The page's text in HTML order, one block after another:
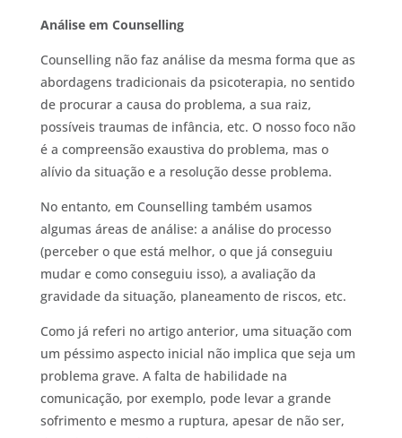
Análise em Counselling
Counselling não faz análise da mesma forma que as
abordagens tradicionais da psicoterapia, no sentido
de procurar a causa do problema, a sua raiz,
possíveis traumas de infância, etc. O nosso foco não
é a compreensão exaustiva do problema, mas o
alívio da situação e a resolução desse problema.
No entanto, em Counselling também usamos
algumas áreas de análise: a análise do processo
(perceber o que está melhor, o que já conseguiu
mudar e como conseguiu isso), a avaliação da
gravidade da situação, planeamento de riscos, etc.
Como já referi no artigo anterior, uma situação com
um péssimo aspecto inicial não implica que seja um
problema grave. A falta de habilidade na
comunicação, por exemplo, pode levar a grande
sofrimento e mesmo a ruptura, apesar de não ser,